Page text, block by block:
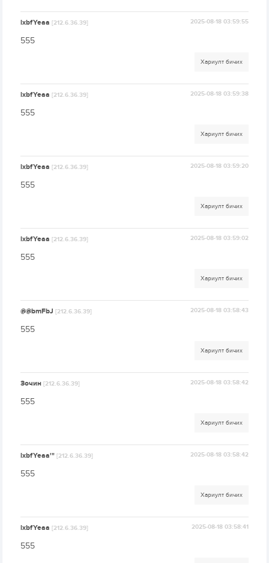
lxbfYeaa[212.6.36.39] 2025-08-18 03:59:55
555
Хариулт бичих
lxbfYeaa[212.6.36.39] 2025-08-18 03:59:38
555
Хариулт бичих
lxbfYeaa[212.6.36.39] 2025-08-18 03:59:20
555
Хариулт бичих
lxbfYeaa[212.6.36.39] 2025-08-18 03:59:02
555
Хариулт бичих
@@bmFbJ[212.6.36.39] 2025-08-18 03:58:43
555
Хариулт бичих
Зочин[212.6.36.39] 2025-08-18 03:58:42
555
Хариулт бичих
lxbfYeaa'"[212.6.36.39] 2025-08-18 03:58:42
555
Хариулт бичих
lxbfYeaa[212.6.36.39] 2025-08-18 03:58:41
555